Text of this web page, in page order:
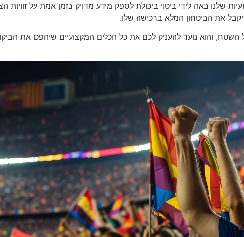
שלנו באה לידי ביטוי ביכולת לספק מידע מדויק בזמן אמת על זוויות
יקבל את הביטחון המלא ברכישה שלו.
והוא נועד להעניק לכם את כל הכלים המקצועיים שיהפכו את